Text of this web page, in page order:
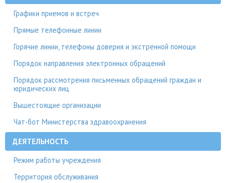
Графики приемов и встреч
Прямые телефонные линии
Горячие линии, телефоны доверия и экстренной помощи
Порядок направления электронных обращений
Порядок рассмотрения письменных обращений граждан и
юридических лиц
Вышестоящие организации
Чат-бот Министерства здравоохранения
ДЕЯТЕЛЬНОСТЬ
Режим работы учреждения
Территория обслуживания